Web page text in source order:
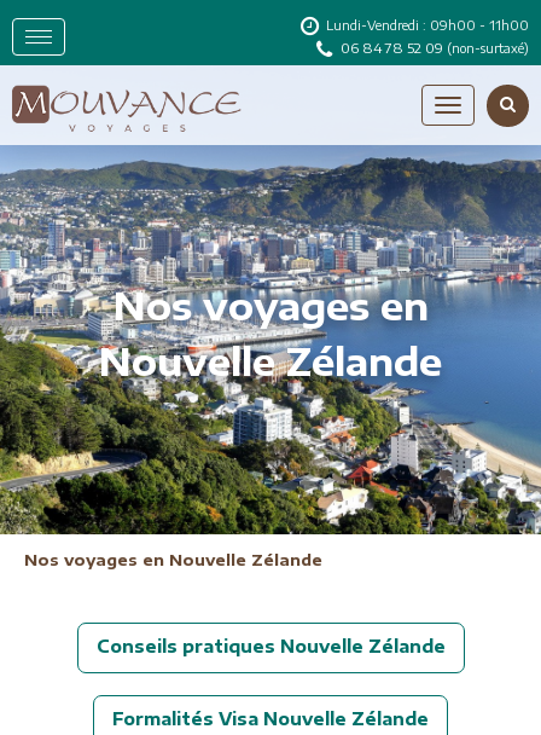
Lundi-Vendredi : 09h00 - 11h00
06 84 78 52 09 (non-surtaxé)
Nos voyages en
Nouvelle Zélande
Nos voyages en Nouvelle Zélande
Conseils pratiques Nouvelle Zélande
Formalités Visa Nouvelle Zélande